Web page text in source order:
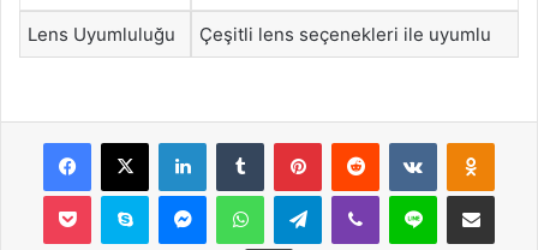
Lens Uyumluluğu Çeşitli lens seçenekleri ile uyumlu
Facebook
X LinkedInTumblr PinterestReddit VKontakte
Pocket Skype MessengerWhatsAppTelegramViber Line E-Posta ile